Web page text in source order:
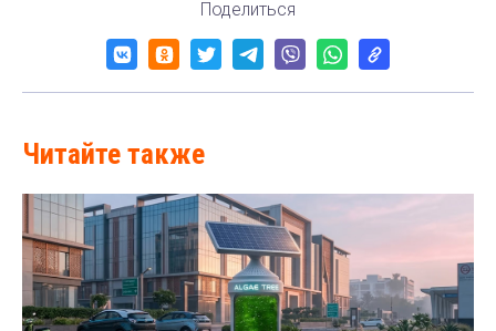
Поделиться
Читайте также